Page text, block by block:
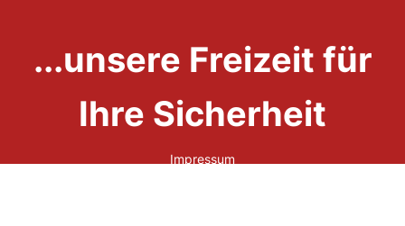
...unsere Freizeit für
Ihre Sicherheit
Impressum